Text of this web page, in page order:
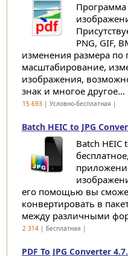
Программа
PNG, GIF,
изменения размера по
масштабирование,
изображения,
знак и многое другое...
15 693| Условно-бесплатная |
Batch HEIC to JPG
Batch HEIC
его помощью вы
конвертировать в
между различными
2 314| Бесплатная |
PDF To JPG Converter